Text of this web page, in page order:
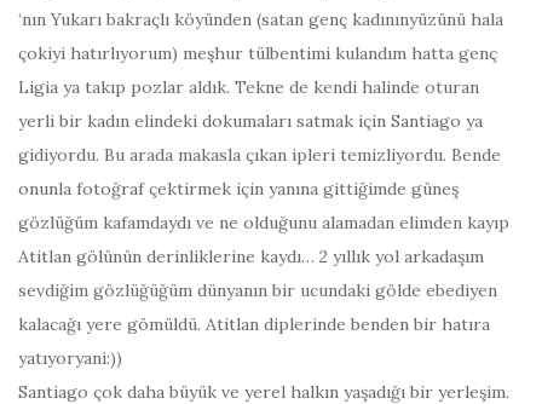
‘nın Yukarı bakraçlı köyünden (satan genç kadınınyüzünü hala
çokiyi hatırlıyorum) meşhur tülbentimi kulandım hatta genç
Ligia ya takıp pozlar aldık. Tekne de kendi halinde oturan
yerli bir kadın elindeki dokumaları satmak için Santiago ya
gidiyordu. Bu arada makasla çıkan ipleri temizliyordu. Bende
onunla fotoğraf çektirmek için yanına gittiğimde güneş
gözlüğüm kafamdaydı ve ne olduğunu alamadan elimden kayıp
Atitlan gölünün derinliklerine kaydı… 2 yıllık yol arkadaşım
sevdiğim gözlüğüğüm dünyanın bir ucundaki gölde ebediyen
kalacağı yere gömüldü. Atitlan diplerinde benden bir hatıra
yatıyoryani:))
Santiago çok daha büyük ve yerel halkın yaşadığı bir yerleşim.